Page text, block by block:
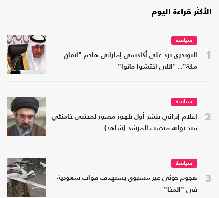
الأكثر قراءة اليوم
1
سياسة
التويجري يرد على أكاديمي إماراتي هاجم "اتفاق
مكة".. "اللي اختشوا ماتوا"
2
سياسة
إعلام إيراني ينشر أول ظهور مصور لمجتبى خامنئي
منذ توليه منصب المرشد (شاهد)
3
سياسة
هجوم حوثي غير مسبوق يستهدف قوات سعودية
في "المخا"